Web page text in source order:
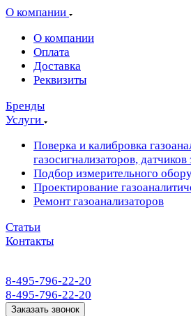
О компании
О компании
Оплата
Доставка
Реквизиты
Бренды
Услуги
Поверка и калибровка
газосигнализаторов, датчиков
Подбор измерительного
Проектирование
Ремонт газоанализаторов
Статьи
Контакты
8-495-796-22-20
8-495-796-22-20
Заказать звонок